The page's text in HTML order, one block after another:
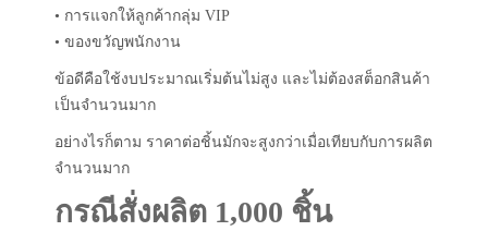
• การแจกให้ลูกค้ากลุ่ม VIP
• ของขวัญพนักงาน
ข้อดีคือใช้งบประมาณเริ่มต้นไม่สูง และไม่ต้องสต็อกสินค้า
เป็นจำนวนมาก
อย่างไรก็ตาม ราคาต่อชิ้นมักจะสูงกว่าเมื่อเทียบกับการผลิต
จำนวนมาก
กรณีสั่งผลิต 1,000 ชิ้น